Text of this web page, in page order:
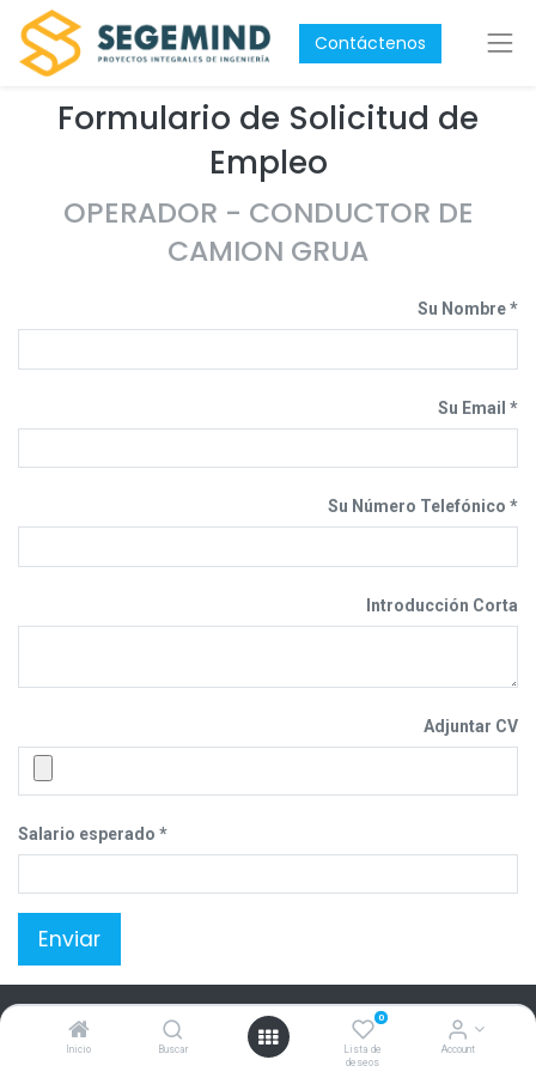
Inicio Buscar
0
Lista de
deseos
Account
Contáctenos
Formulario de Solicitud de
Empleo
OPERADOR - CONDUCTOR DE
CAMION GRUA
Su Nombre
Su Email
Su Número Telefónico
Introducción Corta
Adjuntar CV
Salario esperado
Enviar
Nuestros productos y servicios